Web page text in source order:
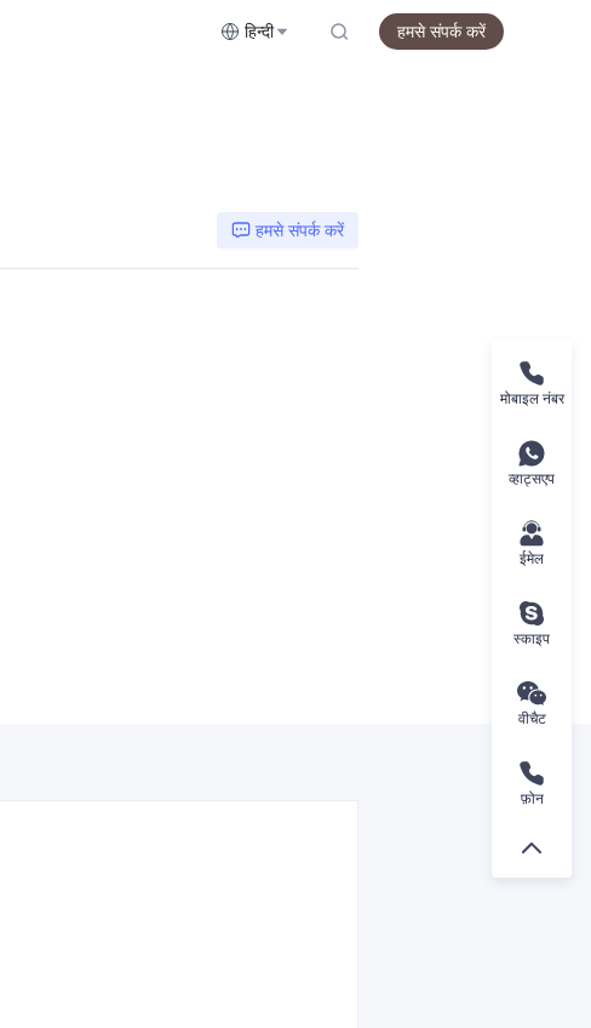
हिन्दी हमसे संपर्क करें
हमसे संपर्क करें
मोबाइल नंबर
व्हाट्सएप
ईमेल
स्काइप
वीचैट
फ़ोन